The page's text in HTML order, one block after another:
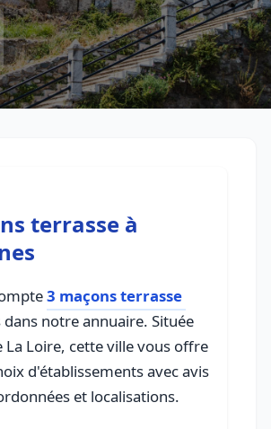
terrasse à
3 maçons terrasse
notre annuaire. Située
La Loire, cette ville vous offre
d'établissements avec avis
et localisations.